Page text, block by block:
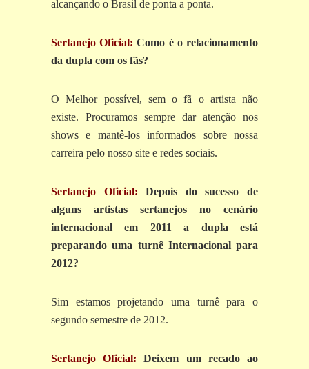
alcançando o Brasil de ponta a ponta.
Sertanejo Oficial: Como é o relacionamento
da dupla com os fãs?
O Melhor possível, sem o fã o artista não
existe. Procuramos sempre dar atenção nos
shows e mantê-los informados sobre nossa
carreira pelo nosso site e redes sociais.
Sertanejo Oficial: Depois do sucesso de
alguns artistas sertanejos no cenário
internacional em 2011 a dupla está
preparando uma turnê Internacional para
2012?
Sim estamos projetando uma turnê para o
segundo semestre de 2012.
Sertanejo Oficial:Deixem um recado ao